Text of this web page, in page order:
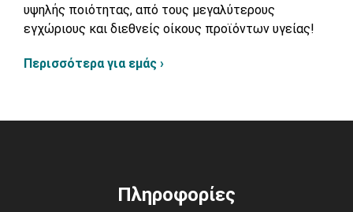
υψηλής ποιότητας, από τους μεγαλύτερους
εγχώριους και διεθνείς οίκους προϊόντων υγείας!
Περισσότερα για εμάς ›
Πληροφορίες